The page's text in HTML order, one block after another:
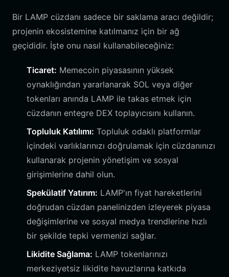
Bir LAMP cüzdanı sadece bir saklama aracı değildir;
projenin ekosistemine katılmanız için bir ağ
geçididir. İşte onu nasıl kullanabileceğiniz:
Ticaret: Memecoin piyasasının yüksek
oynaklığından yararlanarak SOL veya diğer
tokenları anında LAMP ile takas etmek için
cüzdanın entegre DEX toplayıcısını kullanın.
Topluluk Katılımı: Topluluk odaklı platformlar
içindeki varlıklarınızı doğrulamak için cüzdanınızı
kullanarak projenin yönetişim ve sosyal
girişimlerine dahil olun.
Spekülatif Yatırım: LAMP'ın fiyat hareketlerini
doğrudan cüzdan panelinizden izleyerek piyasa
değişimlerine ve sosyal medya trendlerine hızlı
bir şekilde tepki vermenizi sağlar.
Likidite Sağlama: LAMP tokenlarınızı
merkeziyetsiz likidite havuzlarına katkıda